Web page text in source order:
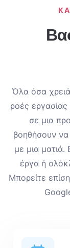
Όλα όσα
ροές
σε μια
βοηθήσουν
με μια
έργα ή
Μπορείτε